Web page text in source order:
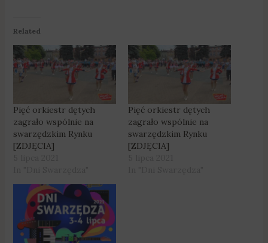
Related
Pięć orkiestr dętych
zagrało wspólnie na
swarzędzkim Rynku
[ZDJĘCIA]
Pięć orkiestr dętych
zagrało wspólnie na
swarzędzkim Rynku
[ZDJĘCIA]